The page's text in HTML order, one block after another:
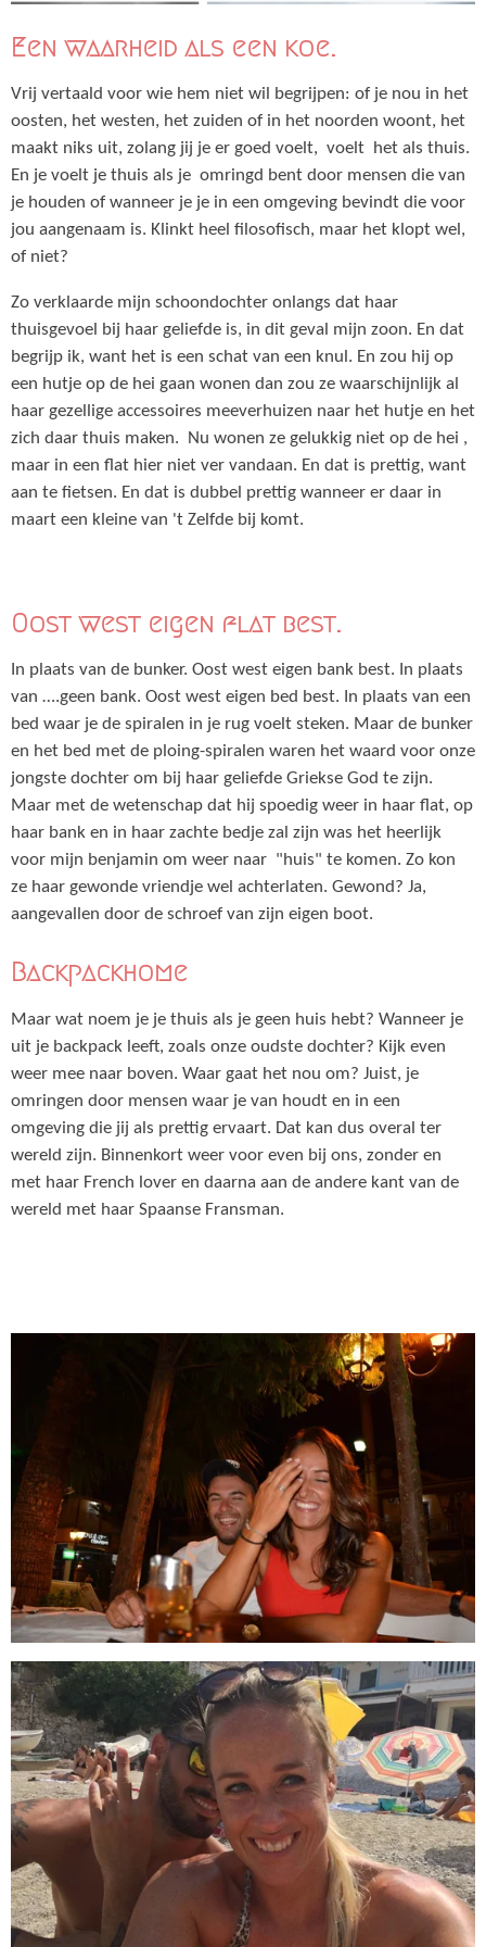
Een waarheid als een koe.
Vrij vertaald voor wie hem niet wil begrijpen: of je nou in het
oosten, het westen, het zuiden of in het noorden woont, het
maakt niks uit, zolang jij je er goed voelt, voelt het als thuis.
En je voelt je thuis als je omringd bent door mensen die van
je houden of wanneer je je in een omgeving bevindt die voor
jou aangenaam is. Klinkt heel filosofisch, maar het klopt wel,
of niet?
Zo verklaarde mijn schoondochter onlangs dat haar
thuisgevoel bij haar geliefde is, in dit geval mijn zoon. En dat
begrijp ik, want het is een schat van een knul. En zou hij op
een hutje op de hei gaan wonen dan zou ze waarschijnlijk al
haar gezellige accessoires meeverhuizen naar het hutje en het
zich daar thuis maken. Nu wonen ze gelukkig niet op de hei ,
maar in een flat hier niet ver vandaan. En dat is prettig, want
aan te fietsen. En dat is dubbel prettig wanneer er daar in
maart een kleine van 't Zelfde bij komt.
Oost west eigen flat best.
In plaats van de bunker. Oost west eigen bank best. In plaats
van ….geen bank. Oost west eigen bed best. In plaats van een
bed waar je de spiralen in je rug voelt steken. Maar de bunker
en het bed met de ploing-spiralen waren het waard voor onze
jongste dochter om bij haar geliefde Griekse God te zijn.
Maar met de wetenschap dat hij spoedig weer in haar flat, op
haar bank en in haar zachte bedje zal zijn was het heerlijk
voor mijn benjamin om weer naar "huis" te komen. Zo kon
ze haar gewonde vriendje wel achterlaten. Gewond? Ja,
aangevallen door de schroef van zijn eigen boot.
Backpackhome
Maar wat noem je je thuis als je geen huis hebt? Wanneer je
uit je backpack leeft, zoals onze oudste dochter? Kijk even
weer mee naar boven. Waar gaat het nou om? Juist, je
omringen door mensen waar je van houdt en in een
omgeving die jij als prettig ervaart. Dat kan dus overal ter
wereld zijn. Binnenkort weer voor even bij ons, zonder en
met haar French lover en daarna aan de andere kant van de
wereld met haar Spaanse Fransman.